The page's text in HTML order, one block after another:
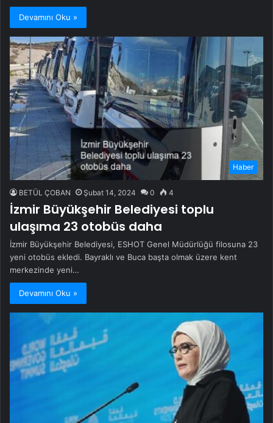
Devamını Oku »
Haber
BETÜL ÇOBAN Şubat 14, 2024 0 4
İzmir Büyükşehir Belediyesi toplu
ulaşıma 23 otobüs daha
İzmir Büyükşehir Belediyesi, ESHOT Genel Müdürlüğü filosuna 23
yeni otobüs ekledi. Bayraklı ve Buca başta olmak üzere kent
merkezinde yeni…
Devamını Oku »